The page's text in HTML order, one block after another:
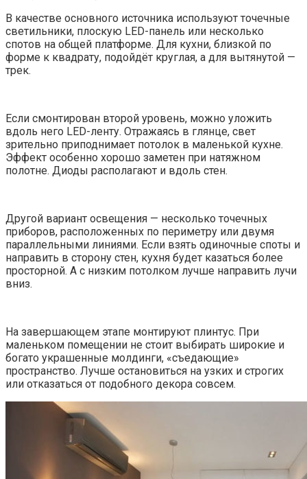
В качестве основного источника используют точечные
светильники, плоскую LED-панель или несколько
спотов на общей платформе. Для кухни, близкой по
форме к квадрату, подойдёт круглая, а для вытянутой —
трек.
Если смонтирован второй уровень, можно уложить
вдоль него LED-ленту. Отражаясь в глянце, свет
зрительно приподнимает потолок в маленькой кухне.
Эффект особенно хорошо заметен при натяжном
полотне. Диоды располагают и вдоль стен.
Другой вариант освещения — несколько точечных
приборов, расположенных по периметру или двумя
параллельными линиями. Если взять одиночные споты и
направить в сторону стен, кухня будет казаться более
просторной. А с низким потолком лучше направить лучи
вниз.
На завершающем этапе монтируют плинтус. При
маленьком помещении не стоит выбирать широкие и
богато украшенные молдинги, «съедающие»
пространство. Лучше остановиться на узких и строгих
или отказаться от подобного декора совсем.